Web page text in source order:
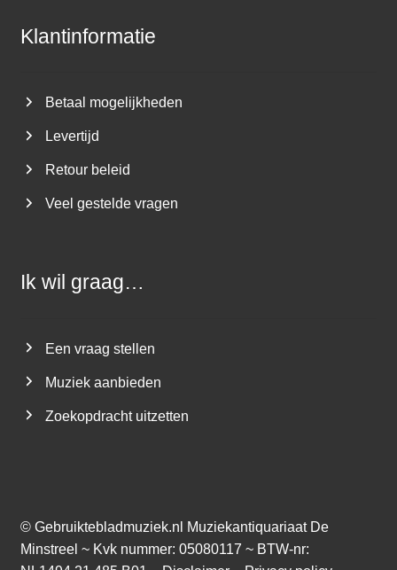
Klantinformatie
Betaal mogelijkheden
Levertijd
Retour beleid
Veel gestelde vragen
Ik wil graag…
Een vraag stellen
Muziek aanbieden
Zoekopdracht uitzetten
© Gebruiktebladmuziek.nl
Muziekantiquariaat De
Minstreel ~ Kvk nummer: 05080117 ~ BTW-nr: